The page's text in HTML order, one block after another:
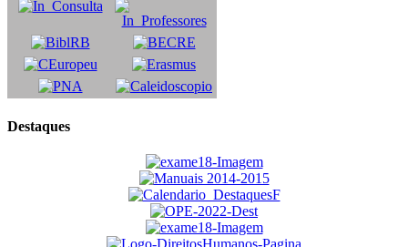
Destaques